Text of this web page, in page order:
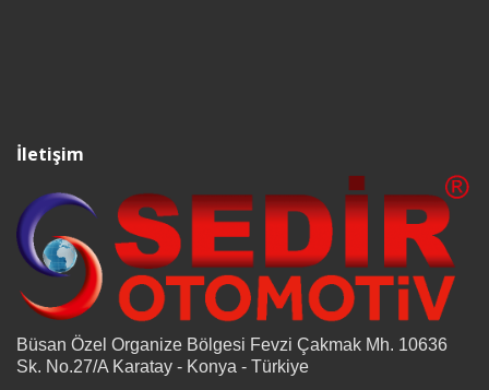
İletişim
Büsan Özel Organize Bölgesi Fevzi Çakmak Mh. 10636
Sk. No.27/A Karatay - Konya - Türkiye